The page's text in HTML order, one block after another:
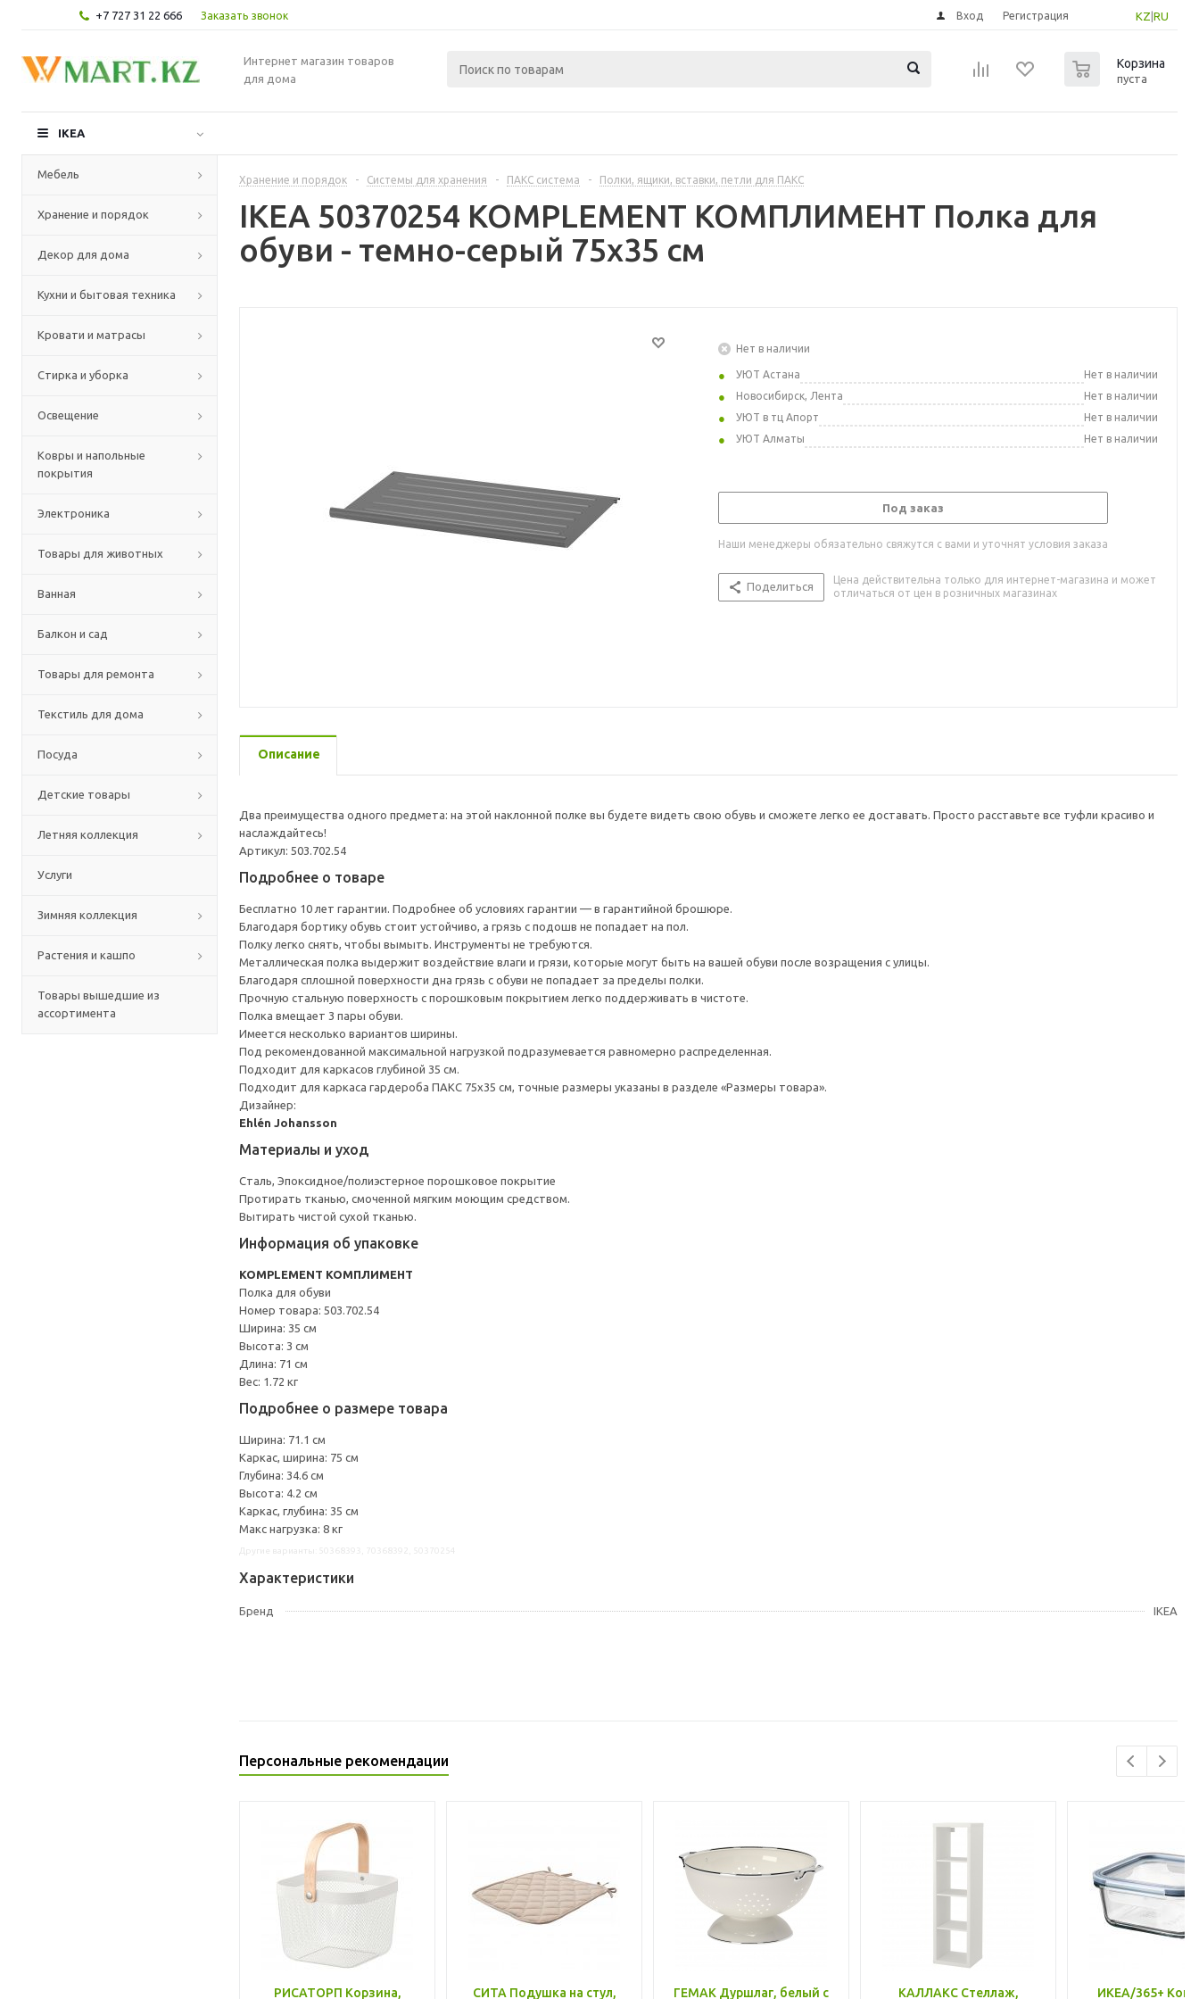
+7 727 31 22 666 Заказать звонок KZ RU
Вход Регистрация
Интернет магазин товаров
для дома
Корзина
пуста
IKEA
Мебель
Хранение и порядок
Декор для дома
Кухни и бытовая техника
Кровати и матрасы
Стирка и уборка
Освещение
Ковры и напольные
покрытия
Электроника
Товары для животных
Ванная
Балкон и сад
Товары для ремонта
Текстиль для дома
Посуда
Детские товары
Летняя коллекция
Услуги
Зимняя коллекция
Растения и кашпо
Товары вышедшие из
ассортимента
Хранение и порядок - Системы для хранения - ПАКС система - Полки, ящики, вставки, петли для ПАКС
IKEA 50370254 KOMPLEMENT КОМПЛИМЕНТ Полка для
обуви - темно-серый 75x35 см
Нет в наличии
УЮТ Астана
Нет в наличии
Новосибирск, Лента
Нет в наличии
УЮТ в тц Апорт
Нет в наличии
УЮТ Алматы
Нет в наличии
Под заказ
Наши менеджеры обязательно свяжутся с вами и уточнят условия заказа
Поделиться
Цена действительна только для интернет-магазина и может
отличаться от цен в розничных магазинах
Описание
Два преимущества одного предмета: на этой наклонной полке вы будете видеть свою обувь и сможете легко ее доставать. Просто расставьте все туфли красиво и
наслаждайтесь!
Артикул: 503.702.54
Подробнее о товаре
Бесплатно 10 лет гарантии. Подробнее об условиях гарантии — в гарантийной брошюре.
Благодаря бортику обувь стоит устойчиво, а грязь с подошв не попадает на пол.
Полку легко снять, чтобы вымыть. Инструменты не требуются.
Металлическая полка выдержит воздействие влаги и грязи, которые могут быть на вашей обуви после возращения с улицы.
Благодаря сплошной поверхности дна грязь с обуви не попадает за пределы полки.
Прочную стальную поверхность с порошковым покрытием легко поддерживать в чистоте.
Полка вмещает 3 пары обуви.
Имеется несколько вариантов ширины.
Под рекомендованной максимальной нагрузкой подразумевается равномерно распределенная.
Подходит для каркасов глубиной 35 см.
Подходит для каркаса гардероба ПАКС 75x35 см, точные размеры указаны в разделе «Размеры товара».
Дизайнер:
Ehlén Johansson
Материалы и уход
Сталь, Эпоксидное/полиэстерное порошковое покрытие
Протирать тканью, смоченной мягким моющим средством.
Вытирать чистой сухой тканью.
Информация об упаковке
KOMPLEMENT КОМПЛИМЕНТ
Полка для обуви
Номер товара: 503.702.54
Ширина: 35 см
Высота: 3 см
Длина: 71 см
Вес: 1.72 кг
Подробнее о размере товара
Ширина: 71.1 см
Каркас, ширина: 75 см
Глубина: 34.6 см
Высота: 4.2 см
Каркас, глубина: 35 см
Макс нагрузка: 8 кг
Характеристики
Бренд IKEA
Персональные рекомендации
РИСАТОРП Корзина,
СИТА Подушка на стул,
ГЕМАК Дуршлаг, белый с
КАЛЛАКС Стеллаж,
ИКЕА/365+